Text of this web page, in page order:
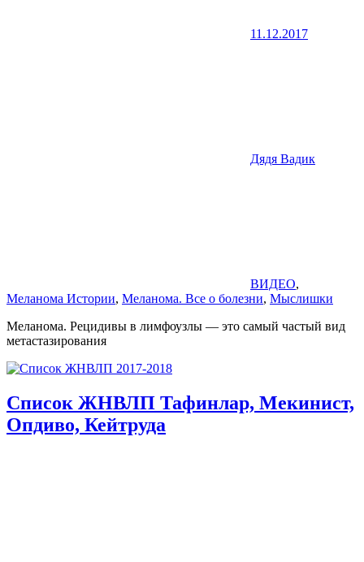
11.12.2017
Дядя Вадик
ВИДЕО,
Меланома Истории, Меланома. Все о болезни, Мыслишки
Меланома. Рецидивы в лимфоузлы — это самый частый вид
метастазирования
Список ЖНВЛП Тафинлар, Мекинист,
Опдиво, Кейтруда